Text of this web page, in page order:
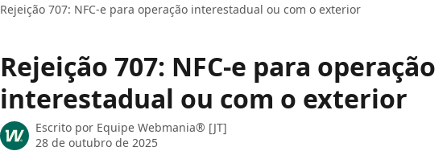
Rejeição 707: NFC-e para operação interestadual ou com o exterior
Rejeição 707: NFC-e para operação
interestadual ou com o exterior
Escrito por Equipe Webmania® [JT]
28 de outubro de 2025